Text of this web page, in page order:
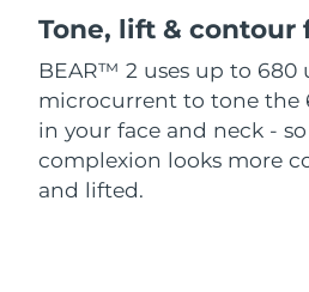
Tone, lift & contour
BEAR™ 2 uses up to 680
microcurrent to tone the
in your face and neck -
complexion looks more
and lifted.
Travel-friendly IPL
PEACH™
Cooling IPL hair
Firming body
Acne treatment
ESPADA™
Concentrated
Rejuvenating eye
眼部護膚
Advanced eye
KIWI™ derma
Diamond
KIWI™
LUNA™ 4 hair
2-in-1 LED scalp
FLIP™ play
牙齒美白
匈牙利
冰島
印尼
愛爾蘭